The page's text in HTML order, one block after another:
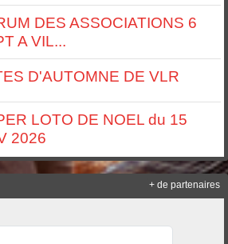
DES ASSOCIATIONS 6
A VIL...
D'AUTOMNE DE VLR
LOTO DE NOEL du 15
2026
+ de partenaires